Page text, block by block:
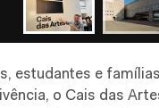
estudantes e
o Cais das